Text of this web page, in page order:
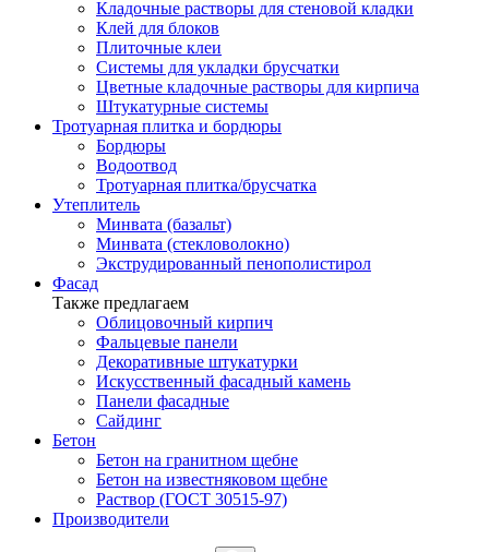
Кладочные растворы для стеновой кладки
Клей для блоков
Плиточные клеи
Системы для укладки брусчатки
Цветные кладочные растворы для кирпича
Штукатурные системы
Тротуарная плитка и бордюры
Бордюры
Водоотвод
Тротуарная плитка/брусчатка
Утеплитель
Минвата (базальт)
Минвата (стекловолокно)
Экструдированный пенополистирол
Фасад
Также предлагаем
Облицовочный кирпич
Фальцевые панели
Декоративные штукатурки
Искусственный фасадный камень
Панели фасадные
Сайдинг
Бетон
Бетон на гранитном щебне
Бетон на известняковом щебне
Раствор (ГОСТ 30515-97)
Производители